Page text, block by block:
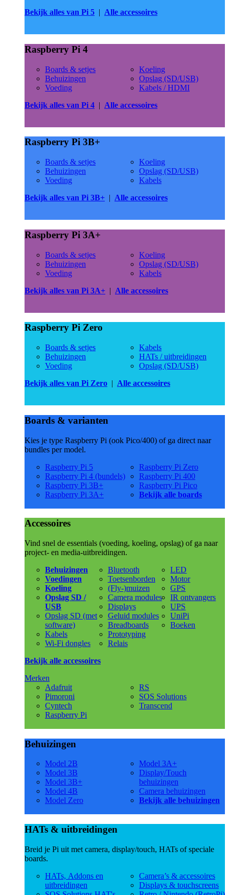
Bekijk alles van Pi 5 | Alle accessoires
Raspberry Pi 4
Boards & setjes
Behuizingen
Voeding
Koeling
Opslag (SD/USB)
Kabels / HDMI
Bekijk alles van Pi 4 | Alle accessoires
Raspberry Pi 3B+
Boards & setjes
Behuizingen
Voeding
Koeling
Opslag (SD/USB)
Kabels
Bekijk alles van Pi 3B+ | Alle accessoires
Raspberry Pi 3A+
Boards & setjes
Behuizingen
Voeding
Koeling
Opslag (SD/USB)
Kabels
Bekijk alles van Pi 3A+ | Alle accessoires
Raspberry Pi Zero
Boards & setjes
Behuizingen
Voeding
Kabels
HATs / uitbreidingen
Opslag (SD/USB)
Bekijk alles van Pi Zero | Alle accessoires
Boards & varianten
Kies je type Raspberry Pi (ook Pico/400) of ga direct naar
bundles per model.
Raspberry Pi 5
Raspberry Pi 4 (bundels)
Raspberry Pi 3B+
Raspberry Pi 3A+
Raspberry Pi Zero
Raspberry Pi 400
Raspberry Pi Pico
Bekijk alle boards
Accessoires
Vind snel de essentials (voeding, koeling, opslag) of ga naar
project- en media-uitbreidingen.
Behuizingen
Voedingen
Koeling
Opslag SD /
USB
Opslag SD (met
software)
Kabels
Wi-Fi dongles
Bluetooth
Toetsenborden
(Fly-)muizen
Camera modules
Displays
Geluid modules
Breadboards
Prototyping
Relais
LED
Motor
GPS
IR ontvangers
UPS
UniPi
Boeken
Bekijk alle accessoires
Merken
Adafruit
Pimoroni
Cyntech
Raspberry Pi
RS
SOS Solutions
Transcend
Behuizingen
Model 2B
Model 3B
Model 3B+
Model 4B
Model Zero
Model 3A+
Display/Touch
behuizingen
Camera behuizingen
Bekijk alle behuizingen
HATs & uitbreidingen
Breid je Pi uit met camera, display/touch, HATs of speciale
boards.
HATs, Addons en
uitbreidingen
Camera’s & accessoires
Displays & touchscreens